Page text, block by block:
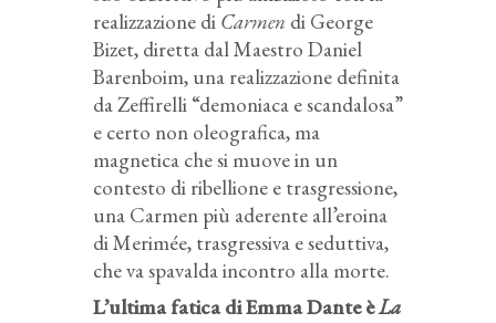
realizzazione di Carmen di George
Bizet, diretta dal Maestro Daniel
Barenboim, una realizzazione definita
da Zeffirelli “demoniaca e scandalosa”
e certo non oleografica, ma
magnetica che si muove in un
contesto di ribellione e trasgressione,
una Carmen più aderente all’eroina
di Merimée, trasgressiva e seduttiva,
che va spavalda incontro alla morte.
L’ultima fatica di Emma Dante èLa